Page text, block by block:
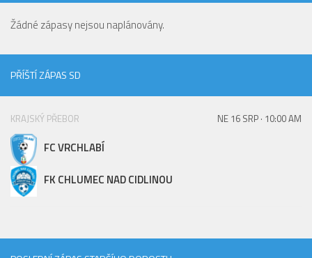
Žádné zápasy nejsou naplánovány.
PŘÍŠTÍ ZÁPAS SD
KRAJSKÝ PŘEBOR NE 16 SRP · 10:00 AM
FC VRCHLABÍ
FK CHLUMEC NAD CIDLINOU